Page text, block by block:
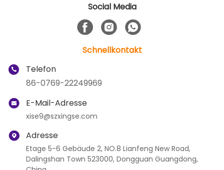
Social Media
Schnellkontakt
Telefon
86-0769-22249969
E-Mail-Adresse
xise9@szxingse.com
Adresse
Etage 5-6 Gebäude 2, NO.8 Lianfeng New Road,
Dalingshan Town 523000, Dongguan Guangdong,